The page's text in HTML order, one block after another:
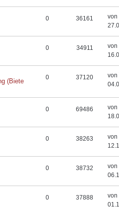
0 36161 von
0 34911 von
(Biete
0 37120 von
0 69486 von
0 38263 von
0 38732 von
0 37888 von